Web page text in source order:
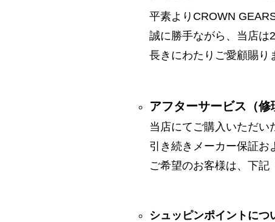
平素よりCROWN
誠に勝手ながら、当店は
長きにわたりご愛顧賜り
アフターサービス（
当店にてご購入いただい
引き続きメーカー保証お
ご希望のお客様は、下記
シュッピンポイントにつ